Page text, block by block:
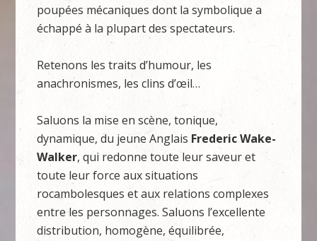
poupées mécaniques dont la symbolique a
échappé à la plupart des spectateurs.
Retenons les traits d’humour, les
anachronismes, les clins d’œil…
Saluons la mise en scène, tonique,
dynamique, du jeune Anglais Frederic Wake-
Walker, qui redonne toute leur saveur et
toute leur force aux situations
rocambolesques et aux relations complexes
entre les personnages. Saluons l’excellente
distribution, homogène, équilibrée,